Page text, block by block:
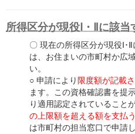
所得区分が現役Ⅰ・Ⅱに該当
〇 現在の所得区分が現役Ⅰ･
は、お住まいの市町村か広
い。
○ 申請により 限度額が記載
ます。この資格確認書を提
り適用認定されていること
の上限額を超える額を支払
は市町村の担当窓口で申請